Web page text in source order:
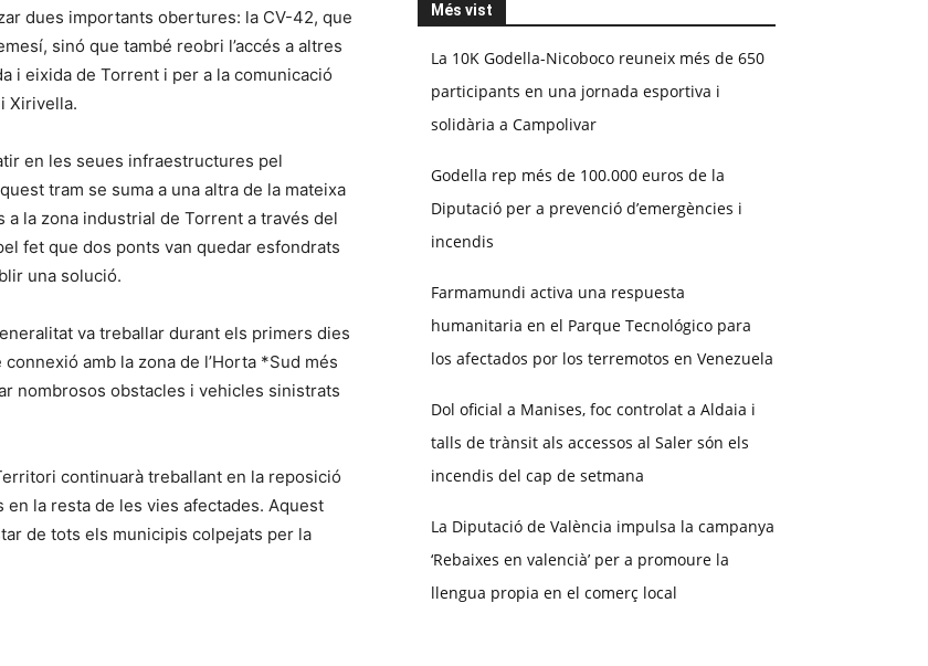
dues importants obertures: la CV-42, que
sinó que també reobri l’accés a altres
i eixida de Torrent i per a la comunicació
Xirivella.
en les seues infraestructures pel
tram se suma a una altra de la mateixa
a la zona industrial de Torrent a través del
fet que dos ponts van quedar esfondrats
una solució.
va treballar durant els primers dies
amb la zona de l’Horta *Sud més
nombrosos obstacles i vehicles sinistrats
continuarà treballant en la reposició
la resta de les vies afectades. Aquest
de tots els municipis colpejats per la
Més vist
La 10K Godella-Nicoboco reuneix més de 650
participants en una jornada esportiva i
solidària a Campolivar
Godella rep més de 100.000 euros de la
Diputació per a prevenció d’emergències i
incendis
Farmamundi activa una respuesta
humanitaria en el Parque Tecnológico para
los afectados por los terremotos en Venezuela
Dol oficial a Manises, foc controlat a Aldaia i
talls de trànsit als accessos al Saler són els
incendis del cap de setmana
La Diputació de València impulsa la campanya
‘Rebaixes en valencià’ per a promoure la
llengua propia en el comerç local